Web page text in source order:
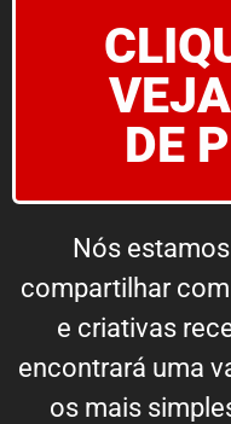
DE
Nós
compartilhar
e criativas
encontrará uma
os mais